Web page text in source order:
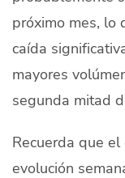
próximo mes, lo
caída
mayores
segunda mitad
Recuerda que
evolución